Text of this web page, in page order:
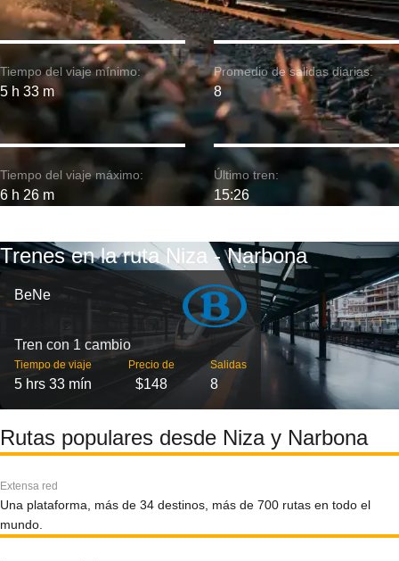
Tiempo del viaje mínimo:
5 h 33 m
Tiempo del viaje máximo:
6 h 26 m
Promedio de salidas diarias:
8
Último tren:
15:26
Trenes en la ruta Niza - Narbona
BeNe
Tren con 1 cambio
Tiempo de viaje
5 hrs 33 mín
Precio de
$148
Salidas
8
Rutas populares desde Niza y Narbona
Extensa red
Una plataforma, más de 34 destinos, más de 700 rutas en todo el
mundo.